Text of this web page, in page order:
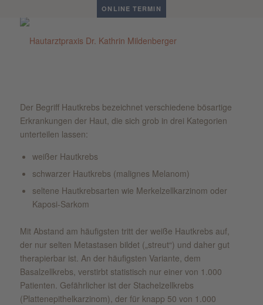
ONLINE TERMIN
Der Begriff Hautkrebs bezeichnet verschiedene bösartige
Erkrankungen der Haut, die sich grob in drei Kategorien
unterteilen lassen:
weißer Hautkrebs
schwarzer Hautkrebs (malignes Melanom)
seltene Hautkrebsarten wie Merkelzellkarzinom oder
Kaposi-Sarkom
Mit Abstand am häufigsten tritt der weiße Hautkrebs auf,
der nur selten Metastasen bildet („streut“) und daher gut
therapierbar ist. An der häufigsten Variante, dem
Basalzellkrebs, verstirbt statistisch nur einer von 1.000
Patienten. Gefährlicher ist der Stachelzellkrebs
(Plattenepithelkarzinom), der für knapp 50 von 1.000